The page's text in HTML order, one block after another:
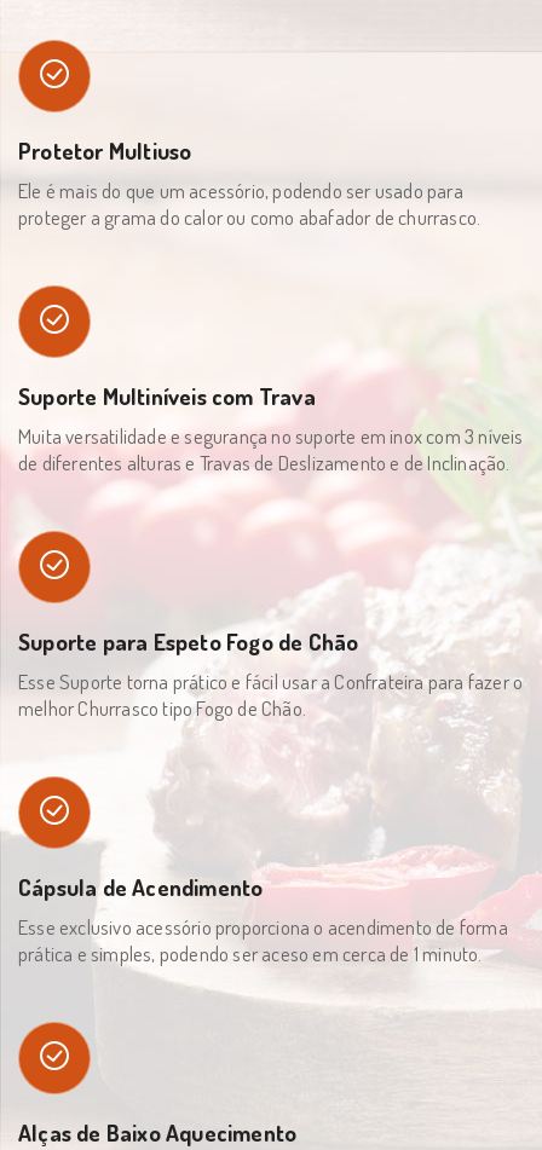
Protetor Multiuso
Ele é mais do que um acessório, podendo ser usado para
proteger a grama do calor ou como abafador de churrasco.
Suporte Multiníveis com Trava
Muita versatilidade e segurança no suporte em inox com 3 níveis
de diferentes alturas e Travas de Deslizamento e de Inclinação.
Suporte para Espeto Fogo de Chão
Esse Suporte torna prático e fácil usar a Confrateira para fazer o
melhor Churrasco tipo Fogo de Chão.
Cápsula de Acendimento
Esse exclusivo acessório proporciona o acendimento de forma
prática e simples, podendo ser aceso em cerca de 1 minuto.
Alças de Baixo Aquecimento